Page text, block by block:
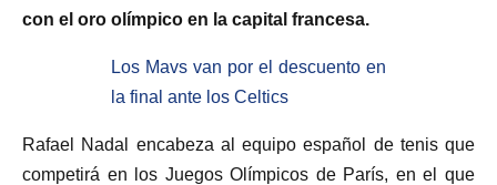
con el oro olímpico en la capital francesa.
Los Mavs van por el descuento en
la final ante los Celtics
Rafael Nadal encabeza al equipo español de tenis que
competirá en los Juegos Olímpicos de París, en el que